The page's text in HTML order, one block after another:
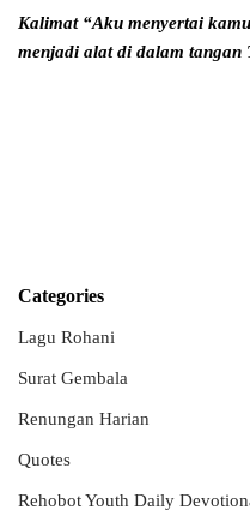
Kalimat “Aku menyertai
menjadi alat di dalam tangan
Categories
Lagu Rohani
Surat Gembala
Renungan Harian
Quotes
Rehobot Youth Daily